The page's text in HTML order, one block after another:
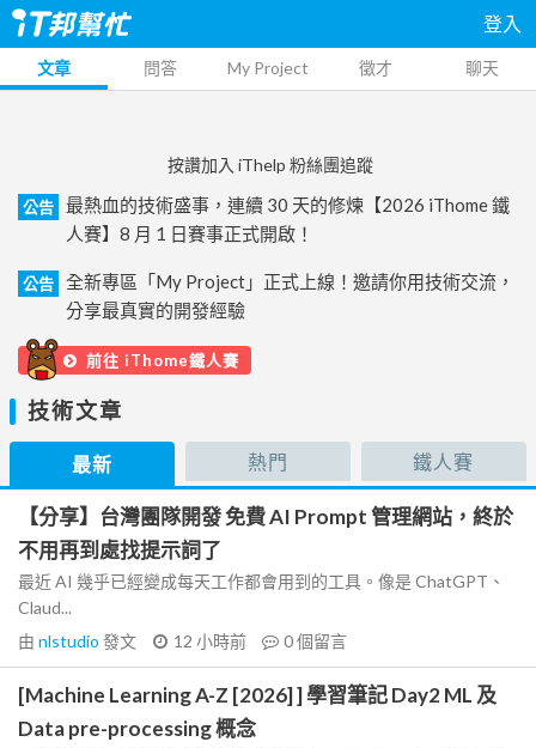
登入
文章 問答 My Project 徵才 聊天
按讚加入 iThelp 粉絲團追蹤
公告
最熱血的技術盛事，連續 30 天的修煉【2026 iThome 鐵
人賽】8 月 1 日賽事正式開啟！
公告
全新專區「My Project」正式上線！邀請你用技術交流，
分享最真實的開發經驗
前往 iThome鐵人賽
技術文章
最新 熱門 鐵人賽
【分享】台灣團隊開發 免費 AI Prompt 管理網站，終於
不用再到處找提示詞了
最近 AI 幾乎已經變成每天工作都會用到的工具。像是 ChatGPT、
Claud...
由 nlstudio 發文 12 小時前 0個留言
[Machine Learning A-Z [2026] ] 學習筆記 Day2 ML 及
Data pre-processing 概念